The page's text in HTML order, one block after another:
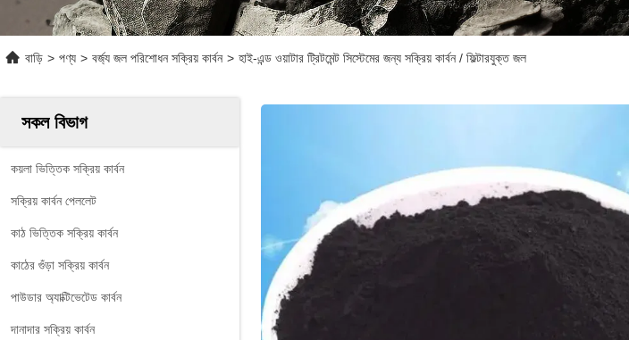
বাড়ি > পণ্য > বর্জ্য জল পরিশোধন সক্রিয় কার্বন > হাই-এন্ড ওয়াটার ট্রিটমেন্ট সিস্টেমের জন্য সক্রিয় কার্বন / ফিল্টারযুক্ত জল
সকল বিভাগ
কয়লা ভিত্তিক সক্রিয় কার্বন
সক্রিয় কার্বন পেললেট
কাঠ ভিত্তিক সক্রিয় কার্বন
কাঠের গুঁড়া সক্রিয় কার্বন
পাউডার অ্যাক্টিভেটেড কার্বন
দানাদার সক্রিয় কার্বন